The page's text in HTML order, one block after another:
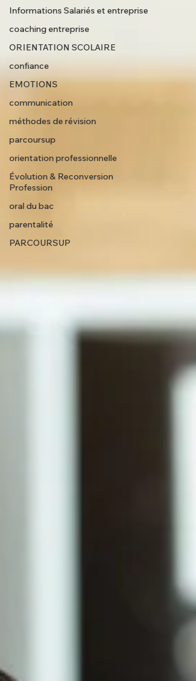
Informations Salariés et entreprise
coaching entreprise
ORIENTATION SCOLAIRE
confiance
EMOTIONS
communication
méthodes de révision
parcoursup
orientation professionnelle
Évolution & Reconversion
Profession
oral du bac
parentalité
PARCOURSUP